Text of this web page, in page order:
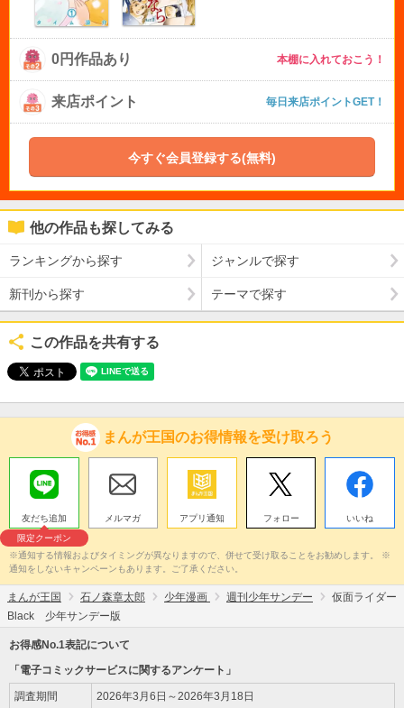
0円作品あり 本棚に入れておこう！
来店ポイント 毎日来店ポイントGET！
今すぐ会員登録する(無料)
他の作品も探してみる
ランキングから探す ジャンルで探す
新刊から探す テーマで探す
この作品を共有する
まんが王国のお得情報を受け取ろう
友だち追加
限定クーポン
メルマガ アプリ通知 フォロー いいね
※通知する情報およびタイミングが異なりますので、併せて受け取ることをお勧めします。 ※
通知をしないキャンペーンもあります。ご了承ください。
まんが王国 石ノ森章太郎 少年漫画 週刊少年サンデー
仮面ライダー
Black 少年サンデー版
お得感No.1表記について
「電子コミックサービスに関するアンケート」
調査期間 2026年3月6日～2026年3月18日